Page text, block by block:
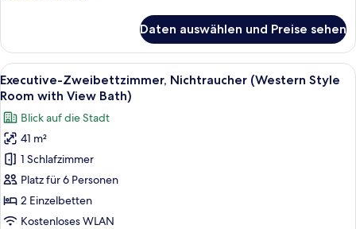
Wing
BALCONY
Room
Daten auswählen und Preise sehen
Alle
Fotos
für
Executive-
Zweibettzimmer,
Nichtraucher
(Western
Style
Room
Ein Hotelzimmer mit einem großen
12
Executive-Zweibettzimmer, Nichtraucher (Western Style
Room with View Bath)
Blick auf die Stadt
41 m²
1 Schlafzimmer
Platz für 6 Personen
2 Einzelbetten
Kostenloses WLAN